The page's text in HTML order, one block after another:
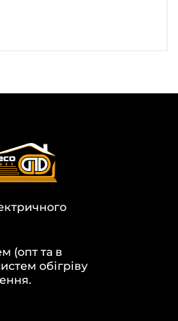
(опт та в
обігріву